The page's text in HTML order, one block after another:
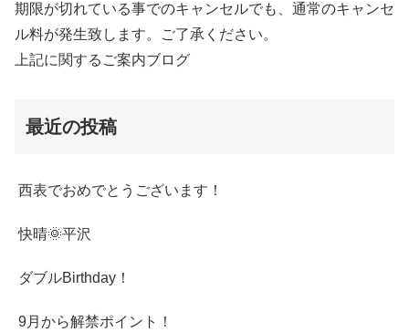
期限が切れている事でのキャンセルでも、通常のキャンセ
ル料が発生致します。ご了承ください。
上記に関するご案内ブログ
最近の投稿
西表でおめでとうございます！
快晴🌞平沢
ダブルBirthday！
9月から解禁ポイント！